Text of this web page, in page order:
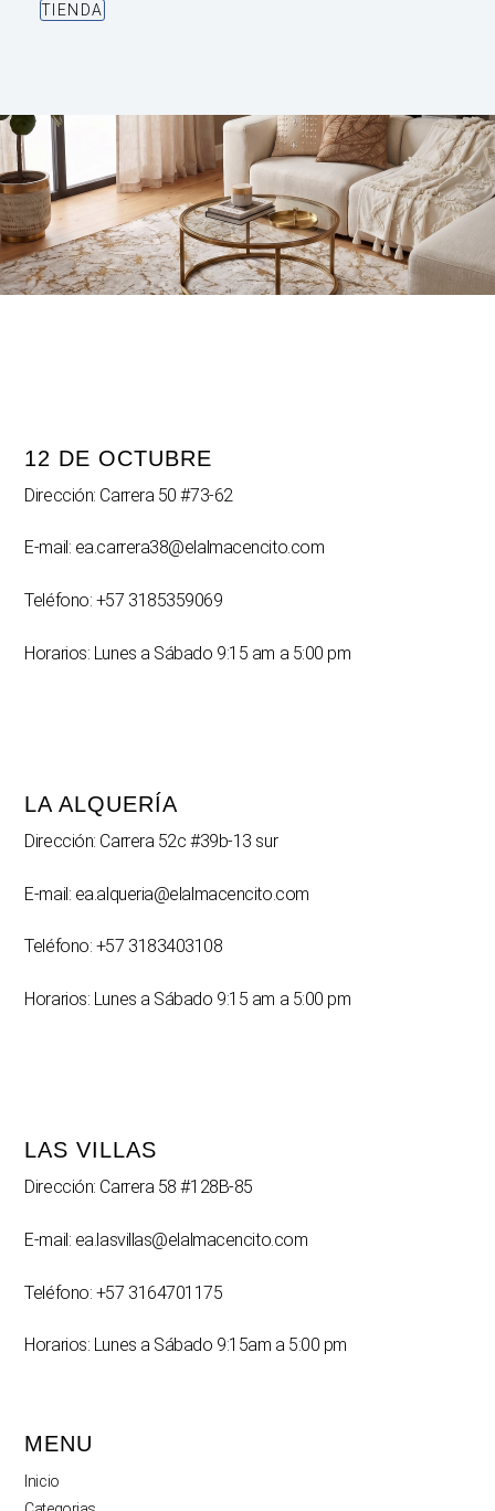
TIENDA
12 DE OCTUBRE
Dirección: Carrera 50 #73-62
E-mail: ea.carrera38@elalmacencito.com
Teléfono: +57 3185359069
Horarios: Lunes a Sábado 9:15 am a 5:00 pm
LA ALQUERÍA
Dirección: Carrera 52c #39b-13 sur
E-mail: ea.alqueria@elalmacencito.com
Teléfono: +57 3183403108
Horarios: Lunes a Sábado 9:15 am a 5:00 pm
LAS VILLAS
Dirección: Carrera 58 #128B-85
E-mail: ea.lasvillas@elalmacencito.com
Teléfono: +57 3164701175
Horarios: Lunes a Sábado 9:15am a 5:00 pm
MENU
Inicio